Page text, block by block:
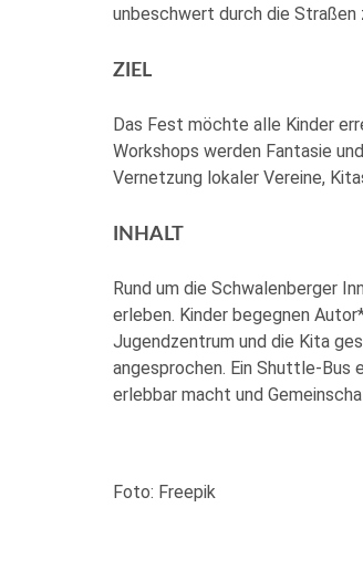
unbeschwert durch die Straßen
ZIEL
Das Fest möchte alle Kinder
Workshops werden Fantasie
Vernetzung lokaler Vereine,
INHALT
Rund um die Schwalenberger
erleben. Kinder begegnen
Jugendzentrum und die Kita
angesprochen. Ein Shuttle-Bus
erlebbar macht und
Foto: Freepik